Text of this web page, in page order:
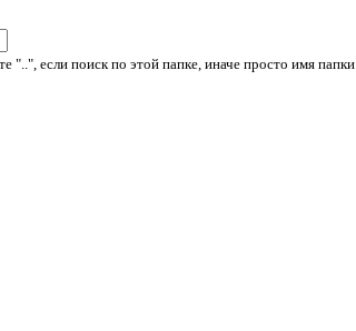
"..", если поиск по этой папке, иначе просто имя папки